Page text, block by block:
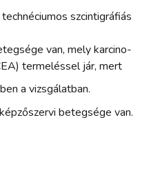
szcintigráfiás
van, mely karcino-
termeléssel jár, mert
a vizsgálatban.
betegsége van.